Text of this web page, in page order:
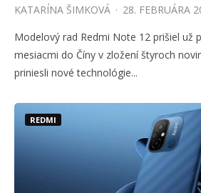
KATARÍNA ŠIMKOVÁ · 28. FEBRUÁRA
Modelový rad Redmi Note 12 prišiel už
mesiacmi do Číny v zložení štyroch
priniesli nové technológie...
REDMI